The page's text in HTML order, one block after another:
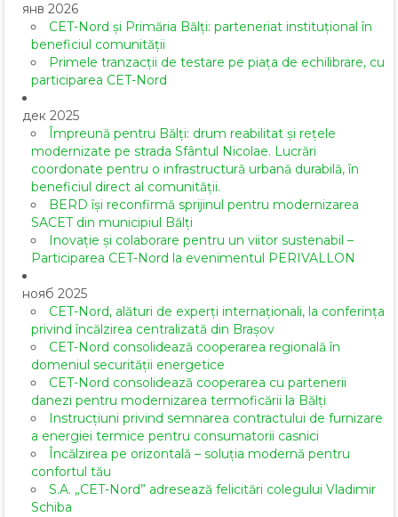
янв 2026
CET-Nord și Primăria Bălți: parteneriat instituțional în
beneficiul comunității
Primele tranzacții de testare pe piața de echilibrare, cu
participarea CET-Nord
дек 2025
Împreună pentru Bălți: drum reabilitat și rețele
modernizate pe strada Sfântul Nicolae. Lucrări
coordonate pentru o infrastructură urbană durabilă, în
beneficiul direct al comunității.
BERD își reconfirmă sprijinul pentru modernizarea
SACET din municipiul Bălți
Inovație și colaborare pentru un viitor sustenabil –
Participarea CET-Nord la evenimentul PERIVALLON
нояб 2025
CET-Nord, alături de experți internaționali, la conferința
privind încălzirea centralizată din Brașov
CET-Nord consolidează cooperarea regională în
domeniul securității energetice
CET-Nord consolidează cooperarea cu partenerii
danezi pentru modernizarea termoficării la Bălți
Instrucțiuni privind semnarea contractului de furnizare
a energiei termice pentru consumatorii casnici
Încălzirea pe orizontală – soluția modernă pentru
confortul tău
S.A. „CET-Nord” adresează felicitări colegului Vladimir
Schiba